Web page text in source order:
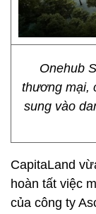
Onehub
thương mại,
sung vào
CapitaLand
hoàn tất việc
của công ty